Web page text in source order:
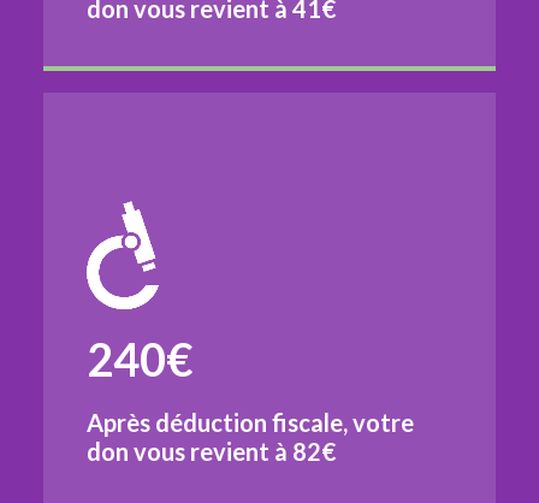
don vous revient à 41€
240€
Après déduction fiscale, votre
don vous revient à 82€